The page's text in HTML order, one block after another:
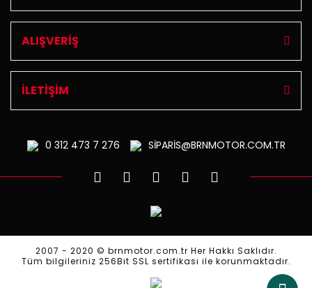
ALIŞVERİŞ
İLETİŞİM
0 312473 7 276 SİPARİS@BRNMOTOR.COM.TR
2007 - 2020 © brnmotor.com.tr Her Hakkı Saklıdır.
Tüm bilgileriniz 256Bit SSL sertifikası ile korunmaktadır.